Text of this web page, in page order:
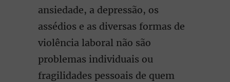
ansiedade, a depressão, os
assédios e as diversas formas de
violência laboral não são
problemas individuais ou
fragilidades pessoais de quem